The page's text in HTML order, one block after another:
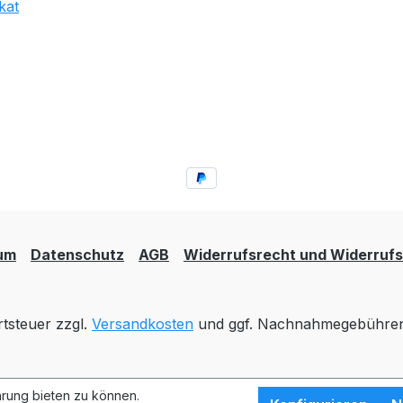
Datenschutz AGB Widerrufsrecht und
zzgl. Versandkosten und ggf.
bieten zu können.